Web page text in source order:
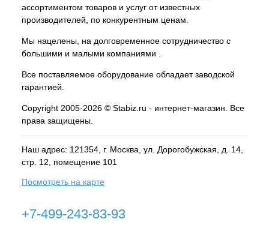
ассортиментом товаров и услуг от известных
производителей, по конкурентным ценам.
Мы нацелены, на долговременное сотрудничество с
большими и малыми компаниями .
Все поставляемое оборудование обладает заводской
гарантией.
Copyright 2005-2026 © Stabiz.ru - интернет-магазин. Все
права защищены.
Наш адрес: 121354, г. Москва , ул. Дорогобужская, д. 14,
стр. 12, помещение 101
Посмотреть на карте
+7-499-243-83-93